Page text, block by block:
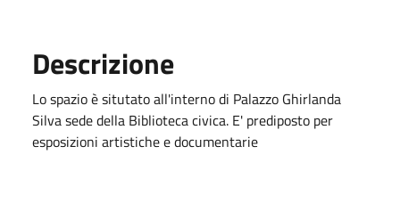
Descrizione
Lo spazio è situtato all'interno di Palazzo Ghirlanda
Silva sede della Biblioteca civica. E' prediposto per
esposizioni artistiche e documentarie